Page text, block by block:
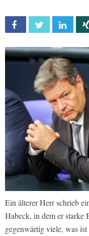
Facebook Twitter
Ein älterer Herr schrieb
Habeck, in dem er starke
gegenwärtig viele, was